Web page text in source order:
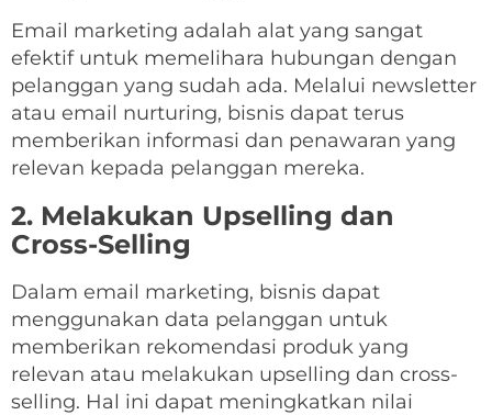
Email marketing adalah alat yang sangat
efektif untuk memelihara hubungan dengan
pelanggan yang sudah ada. Melalui newsletter
atau email nurturing, bisnis dapat terus
memberikan informasi dan penawaran yang
relevan kepada pelanggan mereka.
2. Melakukan Upselling dan
Cross-Selling
Dalam email marketing, bisnis dapat
menggunakan data pelanggan untuk
memberikan rekomendasi produk yang
relevan atau melakukan upselling dan cross-
selling. Hal ini dapat meningkatkan nilai